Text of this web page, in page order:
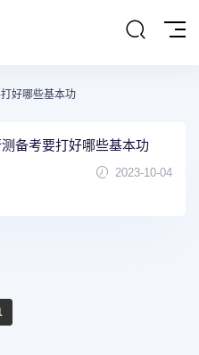
好哪些基本功
备考要打好哪些基本功
2023-10-04